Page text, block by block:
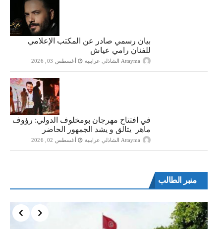
بيان رسمي صادر عن المكتب الإعلامي
للفنان رامي عياش
Attayma الشاذلي عرايبية أغسطس 03, 2026
في افتتاح مهرجان بومخلوف الدولي: رؤوف
ماهر يتالق و يشد الجمهور الحاضر
Attayma الشاذلي عرايبية أغسطس 02, 2026
منبر الطالب